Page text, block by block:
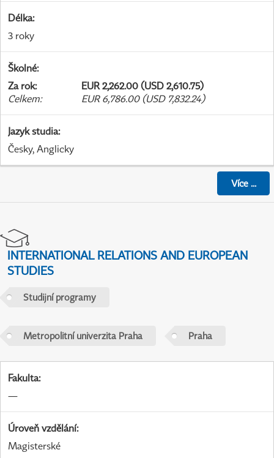
Délka:
3 roky
Školné:
Za rok:
EUR 2,262.00 (USD 2,610.75)
Celkem: EUR 6,786.00 (USD 7,832.24)
Jazyk studia:
Česky, Anglicky
Více...
INTERNATIONAL RELATIONS AND EUROPEAN
STUDIES
Studijní programy
Metropolitní univerzita Praha Praha
Fakulta:
—
Úroveň vzdělání:
Magisterské